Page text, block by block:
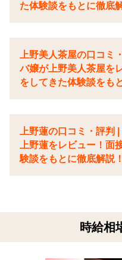
た体験談をもとに徹底
上野美人茶屋の口コミ
バ嬢が上野美人茶屋を
をしてきた体験談をも
上野蓮の口コミ・評判
上野蓮をレビュー！面
験談をもとに徹底解説！
時給相